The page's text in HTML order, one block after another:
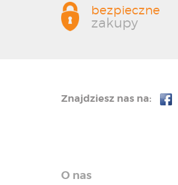
bezpieczne
zakupy
Znajdziesz nas na:
O nas